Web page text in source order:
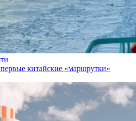
китайские «маршрутки»